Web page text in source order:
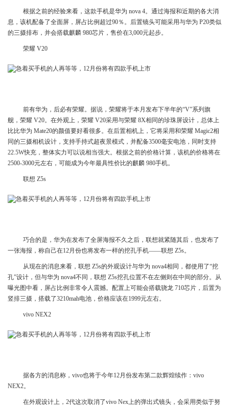
根据之前的经验来看，这款手机是华为 nova 4。通过海报和近期的各大消
息，该机配备了全面屏，屏占比例超过90％。后置镜头可能采用与华为 P20类似
的三摄排布，并会搭载麒麟 980芯片，售价在3,000元起步。
荣耀 V20
前有华为，后必有荣耀。据说，荣耀将于本月发布下半年的“V”系列旗
舰，荣耀 V20。在外观上，荣耀 V20采用与荣耀 8X相同的珍珠屏设计，总体上
比比华为 Mate20的颜值要好看很多。在后置相机上，它将采用和荣耀 Magic2相
同的三摄相机设计，支持手持式超夜景模式，并配备3500毫安电池，同时支持
22.5W快充，整体实力可以说相当强大。根据之前的价格计算，该机的价格将在
2500-3000元左右，可能成为今年最具性价比的麒麟 980手机。
联想 Z5s
巧合的是，华为在发布了全屏海报不久之后，联想就紧随其后，也发布了
一张海报，称自己在12月份也将发布一样的挖孔手机——联想 Z5s。
从现在的消息来看，联想 Z5s的外观设计与华为 nova4相同，都使用了“挖
孔”设计，但与华为 nova4不同，联想 Z5s挖孔位置不在左侧则在中间的部分。从
曝光图中看，屏占比例非常令人震撼。配置上可能会搭载骁龙 710芯片，后置为
竖排三摄，搭载了3210mah电池，价格应该在1999元左右。
vivo NEX2
据各方的消息称，vivo也将于今年12月份发布第二款辉煌续作：vivo
NEX2。
在外观设计上，2代这次取消了vivo Nex上的弹出式镜头，会采用类似于努